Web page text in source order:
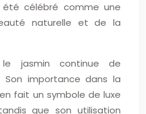
célébré comme une
naturelle et de la
le jasmin continue de
Son importance dans la
fait un symbole de luxe
que son utilisation